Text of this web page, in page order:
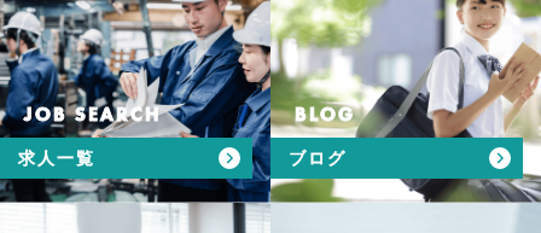
JOB SEARCH
求人一覧
BLOG
ブログ